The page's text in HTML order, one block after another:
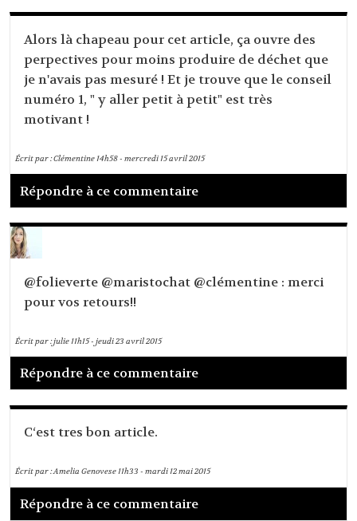
Alors là chapeau pour cet article, ça ouvre des
perpectives pour moins produire de déchet que
je n'avais pas mesuré ! Et je trouve que le conseil
numéro 1, " y aller petit à petit" est très
motivant !
Écrit par :Clémentine14h58-mercredi 15avril 2015
Répondre à ce commentaire
@folieverte @maristochat @clémentine : merci
pour vos retours!!
Écrit par :julie11h15-jeudi 23 avril 2015
Répondre à ce commentaire
C‘est tres bon article.
Écrit par :Amelia Genovese11h33 -mardi 12mai 2015
Répondre à ce commentaire